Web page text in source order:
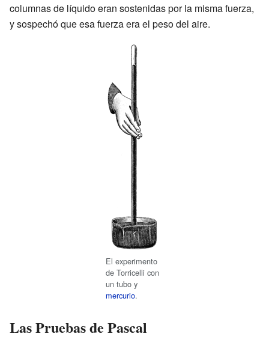
columnas de líquido eran sostenidas por la misma fuerza,
y sospechó que esa fuerza era el peso del aire.
El experimento
de Torricelli con
un tubo y
mercurio.
Las Pruebas de Pascal